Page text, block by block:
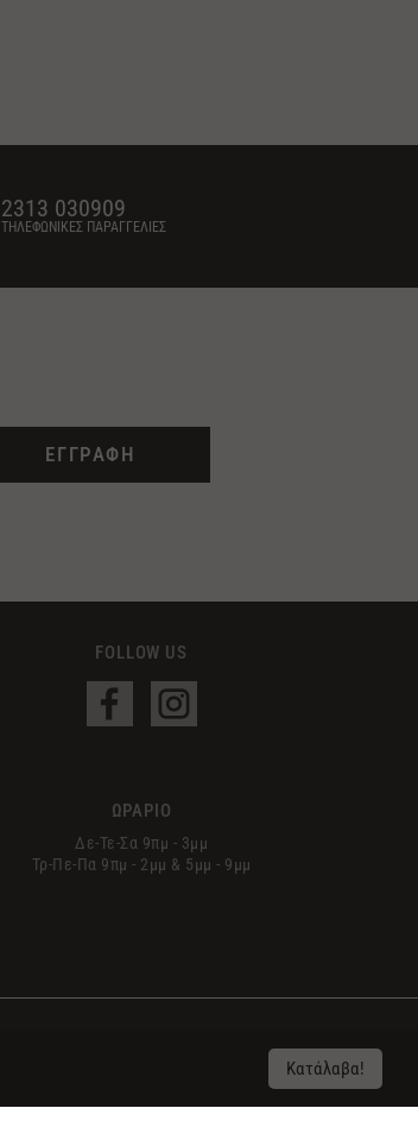
2313 030909
ΤΗΛΕΦΩΝΙΚΕΣ ΠΑΡΑΓΓΕΛΙΕΣ
ΕΓΓΡΑΦΗ
FOLLOW US
ΩΡΑΡΙΟ
Δε-Τε-Σα 9πμ - 3μμ
Τρ-Πε-Πα 9πμ - 2μμ & 5μμ - 9μμ
Κατάλαβα!